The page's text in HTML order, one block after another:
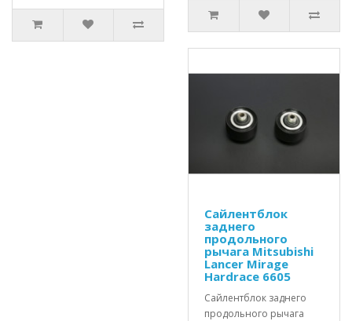
Сайлентблок
заднего
продольного
рычага Mitsubishi
Lancer Mirage
Hardrace 6605
Сайлентблок заднего
продольного рычага